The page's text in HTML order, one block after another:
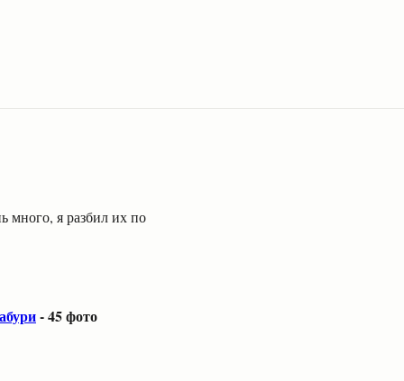
много, я разбил их по
- 45 фото